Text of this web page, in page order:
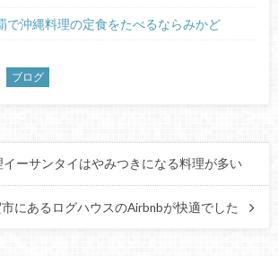
で沖縄料理の定食をたべるならみかど
ブログ
イーサンタイはやみつきになる料理が多い
にあるログハウスのAirbnbが快適でした